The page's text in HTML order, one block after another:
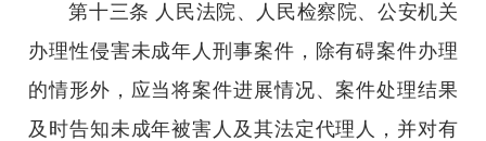
第十三条 人民法院、人民检察院、公安机关
办理性侵害未成年人刑事案件，除有碍案件办理
的情形外，应当将案件进展情况、案件处理结果
及时告知未成年被害人及其法定代理人，并对有